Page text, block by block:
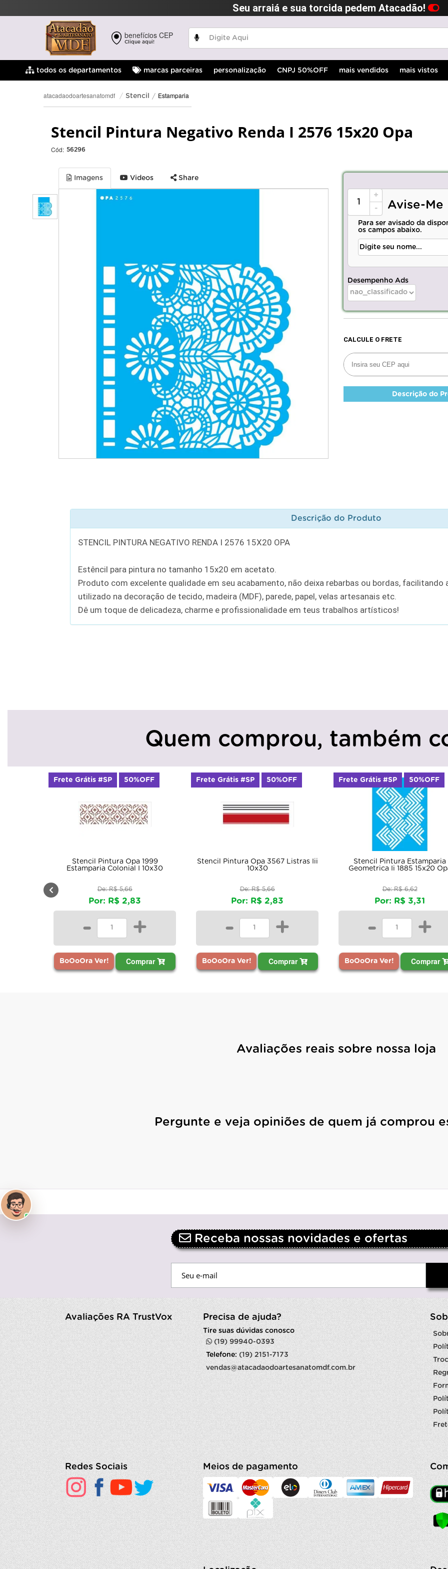
Seu arraiá e sua torcida pedem Atacadão!
benefícios CEP
Clique aqui!
todos os departamentos marcas parceiras personalização CNPJ 50%OFF mais vendidos mais vistos
atacadaodoartesanatomdf Stencil Estamparia
Stencil Pintura Negativo Renda I 2576 15x20 Opa
Cód: 56296
Imagens Videos Share
+
-
Avise-Me
Para ser avisado da
os campos abaixo.
Desempenho Ads
Descrição do
Descrição do Produto
STENCIL PINTURA NEGATIVO RENDA I 2576 15X20 OPA
Estêncil para pintura no tamanho 15x20 em acetato.
Produto com excelente qualidade em seu acabamento, não deixa rebarbas ou bordas, facilitando
utilizado na decoração de tecido, madeira (MDF), parede, papel, velas artesanais etc.
Dê um toque de delicadeza, charme e profissionalidade em teus trabalhos artísticos!
Quem comprou, também
Stencil Pintura Opa 1999
Estamparia Colonial I 10x30
De: R$ 5,66
Por: R$ 2,83
- +
BoOoOra Ver! Comprar
Frete Grátis #SP 50%OFF
Stencil Pintura Opa 3567 Listras Iii
10x30
De: R$ 5,66
Por: R$ 2,83
- +
BoOoOra Ver! Comprar
Frete Grátis #SP 50%OFF
Stencil Pintura Estamparia
Geometrica Ii 1885 15x20
De: R$ 6,62
Por: R$ 3,31
- +
BoOoOra Ver! Comprar
Frete Grátis #SP 50%OFF
Avaliações reais sobre nossa loja
Pergunte e veja opiniões de quem já comprou
Receba nossas novidades e ofertas
Avaliações RA TrustVox Precisa de ajuda?
Tire suas dúvidas conosco
(19) 99940-0393
Telefone:(19) 2151-7173
vendas@atacadaodoartesanatomdf.com.br
Redes Sociais Meios de pagamento